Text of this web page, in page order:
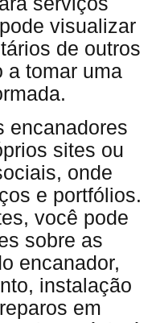
visualizar
de outros
a tomar uma
encanadores
sites ou
onde
e portfólios.
você pode
sobre as
encanador,
instalação
em